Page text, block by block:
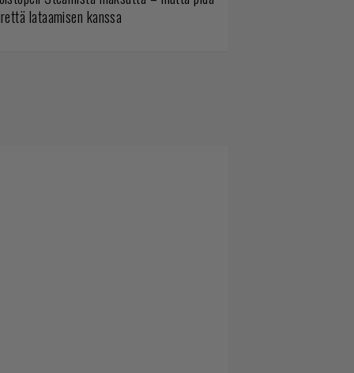
lataamisen kanssa